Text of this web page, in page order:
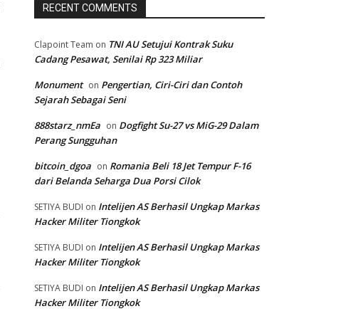
RECENT COMMENTS
Clapoint Team on TNI AU Setujui Kontrak Suku
Cadang Pesawat, Senilai Rp 323 Miliar
Monument on Pengertian, Ciri-Ciri dan Contoh
Sejarah Sebagai Seni
888starz_nmEa on Dogfight Su-27 vs MiG-29 Dalam
Perang Sungguhan
bitcoin_dgoa on Romania Beli 18 Jet Tempur F-16
dari Belanda Seharga Dua Porsi Cilok
SETIYA BUDI on Intelijen AS Berhasil Ungkap Markas
Hacker Militer Tiongkok
SETIYA BUDI on Intelijen AS Berhasil Ungkap Markas
Hacker Militer Tiongkok
SETIYA BUDI on Intelijen AS Berhasil Ungkap Markas
Hacker Militer Tiongkok